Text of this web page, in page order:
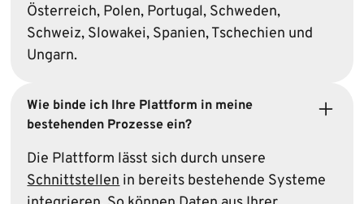
Österreich, Polen, Portugal, Schweden,
Schweiz, Slowakei, Spanien, Tschechien und
Ungarn.
Wie binde ich Ihre Plattform in meine
bestehenden Prozesse ein?
Die Plattform lässt sich durch unsere
Schnittstellenin bereits bestehende Systeme